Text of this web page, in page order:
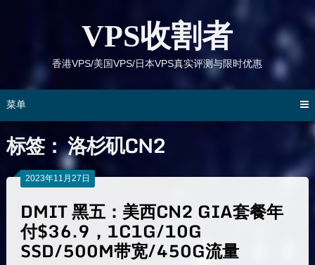
VPS收割者
香港VPS/美国VPS/日本VPS真实评测与限时优惠
菜单
标签：洛杉矶CN2
2023年11月27日
DMIT 黑五：美西CN2 GIA套餐年
付$36.9，1C1G/10G
SSD/500M带宽/450G流量